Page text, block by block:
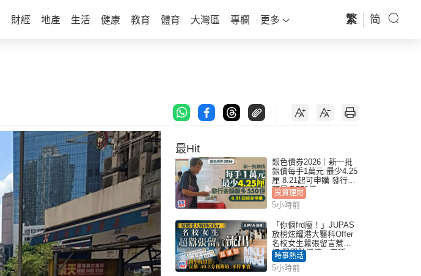
財經 地產 生活 健康 教育 體育 大灣區 專欄 更多 繁 简
最Hit
銀色債券2026｜新一批
銀債每手1萬元 最少4.25
厘 8.21起可申購 發行金
額最多550億
投資理財
5小時前
「你個frd廢！」JUPAS
放榜炫耀港大醫科Offer
名校女生囂張留言惹眾
怒 醫學院澄清：宣稱
「40.5分獲錄取」不符事
實｜Juicy叮
時事熱話
5小時前